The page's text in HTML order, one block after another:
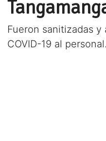
Fueron sanitizadas
COVID-19 al personal.